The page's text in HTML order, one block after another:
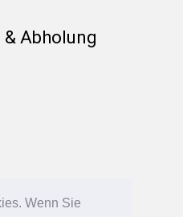
Wenn Sie
Abholung